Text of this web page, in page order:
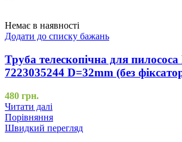
Немає в наявності
Додати до списку бажань
Труба телескопічна для
7223035244 D=32mm (без
480 грн.
Читати далі
Порівняння
Швидкий перегляд